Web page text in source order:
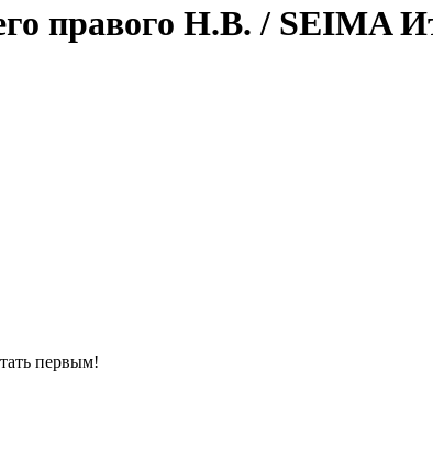
правого H.B. / SEIMA
первым!